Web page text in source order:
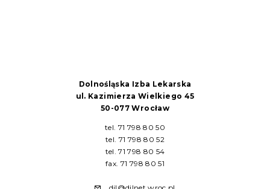
Dolnośląska Izba Lekarska
ul. Kazimierza Wielkiego 45
50-077 Wrocław
tel. 71 798 80 50
tel. 71 798 80 52
tel. 71 798 80 54
fax. 71 798 80 51